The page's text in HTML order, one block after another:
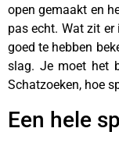
open gemaakt en
pas echt. Wat zit
goed te hebben
slag. Je moet het
Schatzoeken, hoe
Een hele